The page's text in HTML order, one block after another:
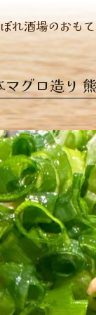
れ酒場のおも
グロ造り